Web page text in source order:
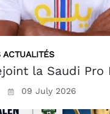
ACTUALITÉS
la Saudi Pro
09 July 2026